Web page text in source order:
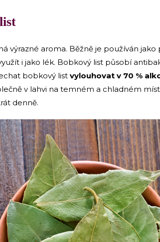
výrazné aroma. Běžně je používán
i jako lék. Bobkový list působí
bobkový list vylouhovat v 70 %
v lahvi na temném a chladném
denně.